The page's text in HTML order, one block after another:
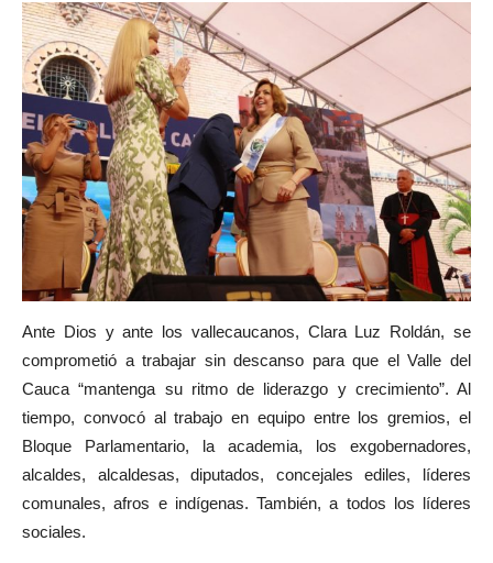
Ante Dios y ante los vallecaucanos, Clara Luz Roldán, se
comprometió a trabajar sin descanso para que el Valle del
Cauca “mantenga su ritmo de liderazgo y crecimiento”. Al
tiempo, convocó al trabajo en equipo entre los gremios, el
Bloque Parlamentario, la academia, los exgobernadores,
alcaldes, alcaldesas, diputados, concejales ediles, líderes
comunales, afros e indígenas. También, a todos los líderes
sociales.